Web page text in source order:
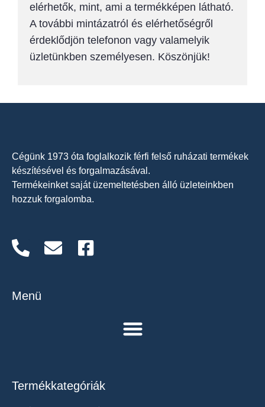
elérhetők, mint, ami a termékképen látható.
A további mintázatról és elérhetőségről
érdeklődjön telefonon vagy valamelyik
üzletünkben személyesen. Köszönjük!
Cégünk 1973 óta foglalkozik férfi felső ruházati termékek
készítésével és forgalmazásával.
Termékeinket saját üzemeltetésben álló üzleteinkben
hozzuk forgalomba.
Menü
Termékkategóriák